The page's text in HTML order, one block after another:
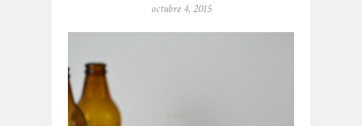
octubre 4, 2015